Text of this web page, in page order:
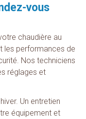
vous
chaudière au
les performances de
Nos techniciens
réglages et
Un entretien
équipement et